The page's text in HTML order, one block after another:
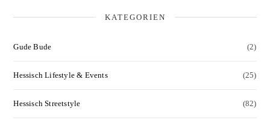
KATEGORIEN
Gude Bude (2)
Hessisch Lifestyle & Events (25)
Hessisch Streetstyle (82)